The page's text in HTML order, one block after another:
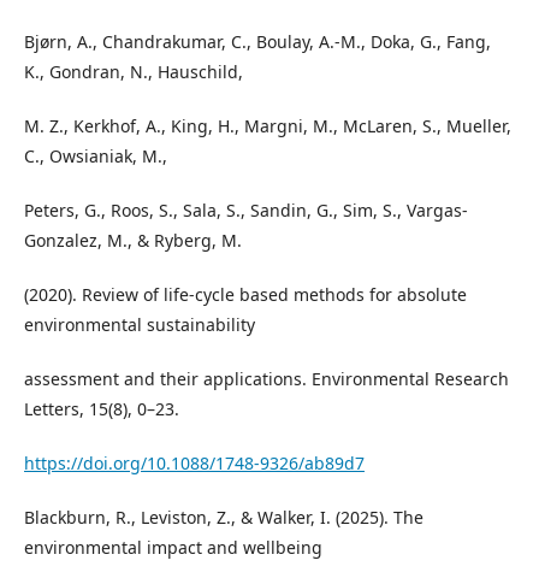
Bjørn, A., Chandrakumar, C., Boulay, A.-M., Doka, G., Fang,
K., Gondran, N., Hauschild,
M. Z., Kerkhof, A., King, H., Margni, M., McLaren, S., Mueller,
C., Owsianiak, M.,
Peters, G., Roos, S., Sala, S., Sandin, G., Sim, S., Vargas-
Gonzalez, M., & Ryberg, M.
(2020). Review of life-cycle based methods for absolute
environmental sustainability
assessment and their applications. Environmental Research
Letters, 15(8), 0–23.
https://doi.org/10.1088/1748-9326/ab89d7
Blackburn, R., Leviston, Z., & Walker, I. (2025). The
environmental impact and wellbeing